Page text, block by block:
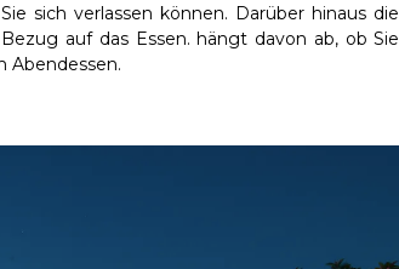
sich verlassen können. Darüber hinaus die
auf das Essen. hängt davon ab, ob Sie
Abendessen.